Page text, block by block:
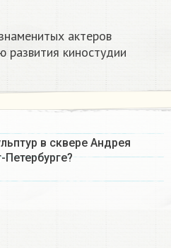
актеров
развития киностудии
в сквере Андрея